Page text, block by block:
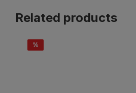
Produktgalerie überspringen
Related products
%